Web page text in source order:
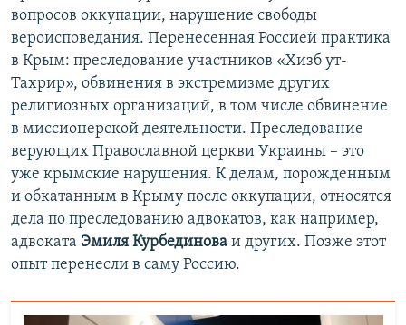
вопросов оккупации, нарушение свободы
вероисповедания. Перенесенная Россией практика
в Крым: преследование участников «Хизб ут-
Тахрир», обвинения в экстремизме других
религиозных организаций, в том числе обвинение
в миссионерской деятельности. Преследование
верующих Православной церкви Украины – это
уже крымские нарушения. К делам, порожденным
и обкатанным в Крыму после оккупации, относятся
дела по преследованию адвокатов, как например,
адвоката Эмиля Курбединова и других. Позже этот
опыт перенесли в саму Россию.